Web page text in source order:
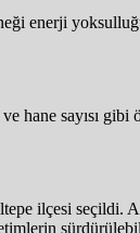
enerji
hane sayısı
ilçesi seçildi.